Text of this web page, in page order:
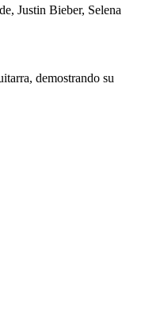
Justin Bieber, Selena
demostrando su